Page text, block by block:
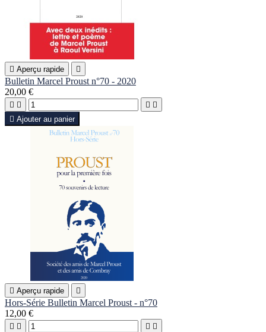
 Aperçu rapide 
Bulletin Marcel Proust n°70 - 2020
20,00 €
   
 Ajouter au panier
 Aperçu rapide 
Hors-Série Bulletin Marcel Proust - n°70
12,00 €
   